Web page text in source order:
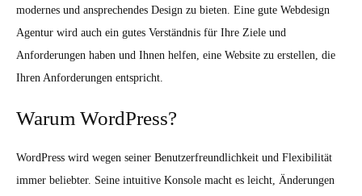
modernes und ansprechendes Design zu bieten. Eine gute Webdesign
Agentur wird auch ein gutes Verständnis für Ihre Ziele und
Anforderungen haben und Ihnen helfen, eine Website zu erstellen, die
Ihren Anforderungen entspricht.
Warum WordPress?
WordPress wird wegen seiner Benutzerfreundlichkeit und Flexibilität
immer beliebter. Seine intuitive Konsole macht es leicht, Änderungen